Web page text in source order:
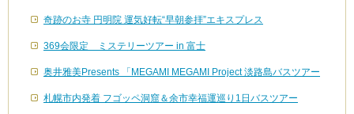
奇跡のお寺 円明院 運気好転“早朝参拝”エキスプレス
369会限定 ミステリーツアー in 富士
奥井雅美Presents 「MEGAMI MEGAMI Project 淡路島バスツアー
札幌市内発着 フゴッペ洞窟＆余市幸福運巡り1日バスツアー